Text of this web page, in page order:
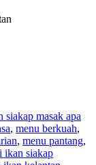
siakap masak apa
, menu berkuah,
, menu pantang,
ikan siakap